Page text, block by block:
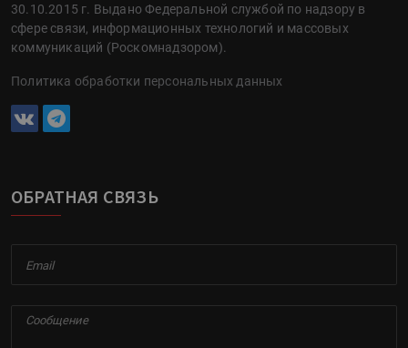
30.10.2015 г. Выдано Федеральной службой по надзору в
сфере связи, информационных технологий и массовых
коммуникаций (Роскомнадзором).
Политика обработки персональных данных
ОБРАТНАЯ СВЯЗЬ